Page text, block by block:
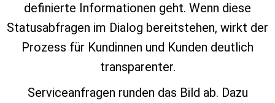
definierte Informationen geht. Wenn diese
Statusabfragen im Dialog bereitstehen, wirkt der
Prozess für Kundinnen und Kunden deutlich
transparenter.
Serviceanfragen runden das Bild ab. Dazu